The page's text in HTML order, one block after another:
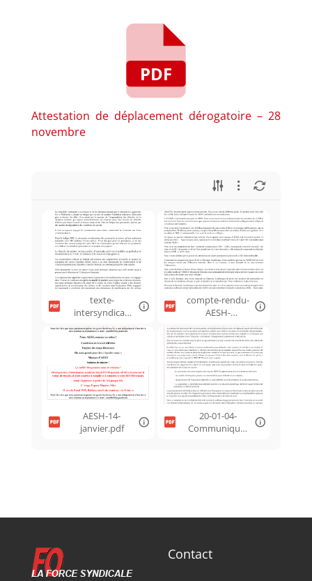
Attestation de déplacement dérogatoire – 28
novembre
texte-
intersyndical-
educ.pdf
compte-rendu-
AESH-
audience-
DASEN.pdf
AESH-14-
janvier.pdf
20-01-04-
Communique-
Contact